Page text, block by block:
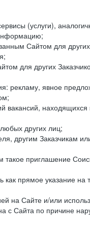
(услуги),
Сайтом для
для других
рекламу, явное
вакансий,
других лиц;
другим Заказчикам
приглашение
прямое указание на
на Сайте и/или
с Сайта по причине